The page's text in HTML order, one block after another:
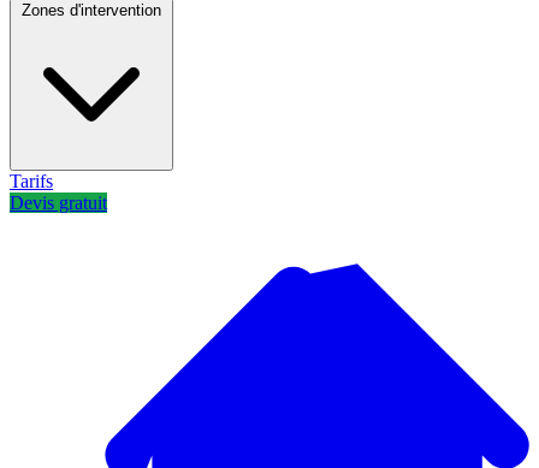
Zones d'intervention
Tarifs
Devis gratuit